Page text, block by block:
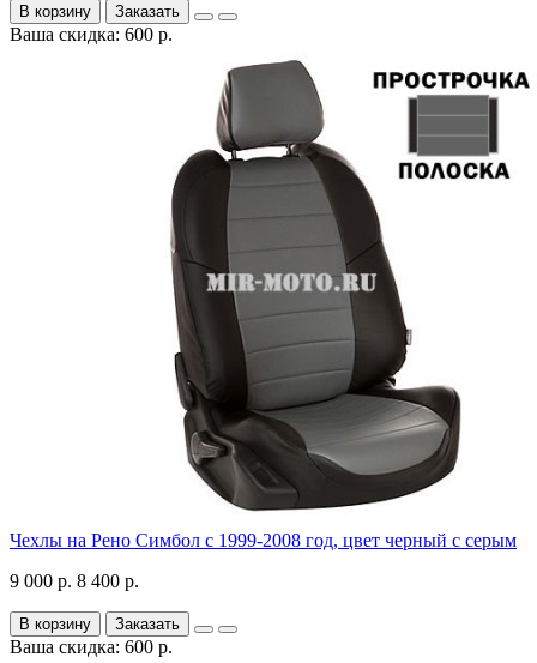
В корзину Заказать
Ваша скидка: 600 р.
Чехлы на Рено Симбол с 1999-2008 год, цвет черный с серым
9 000 р. 8 400 р.
В корзину Заказать
Ваша скидка: 600 р.